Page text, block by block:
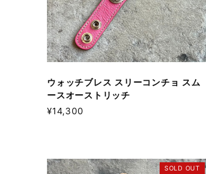
ウォッチブレス スリーコンチョ スム
ースオーストリッチ
¥14,300
SOLD OUT